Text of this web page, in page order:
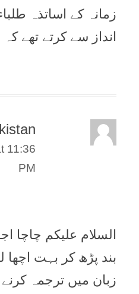
زمانہ کے اساتذہ
انداز سے کرتے تھے
11:36
PM
السلام علیکم چاچا
بند پڑھ کر بہت اچھا
زبان میں ترجمہ